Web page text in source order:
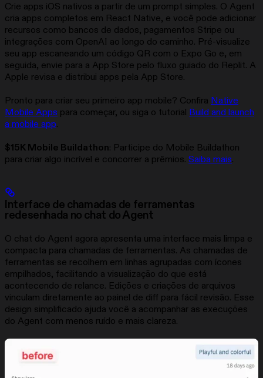
Crie apps iOS nativos a partir de um prompt simples. O Agent
cria apps completos em React Native, e você pode adicionar
recursos como bancos de dados, pagamentos Stripe ou
integrações com OpenAI ao longo do caminho. Pré-visualize
seu app escaneando um código QR com o Expo Go e, em
seguida, envie para a App Store pelo fluxo guiado do Replit. A
Apple revisa e distribui apps pela App Store.
Pronto para criar seu primeiro app mobile? Confira Native
Mobile Apps para começar, ou siga o tutorial Build and launch
a mobile app.
$15K Mobile Buildathon: Participe do Mobile Buildathon
para criar algo incrível e concorrer a prêmios. Saiba mais.
Interface de chamadas de ferramentas
redesenhada no chat do Agent
O chat do Agent agora apresenta uma interface mais limpa e
compacta para chamadas de ferramentas. As chamadas de
ferramentas se recolhem em linhas agrupadas com ícones
empilhados, facilitando a visualização do que está
acontecendo de relance. Edições e criações de arquivos
vinculam diretamente ao painel de diff para fácil revisão. Esse
design simplificado ajuda você a acompanhar as execuções
do Agent com menos ruído e mais clareza.